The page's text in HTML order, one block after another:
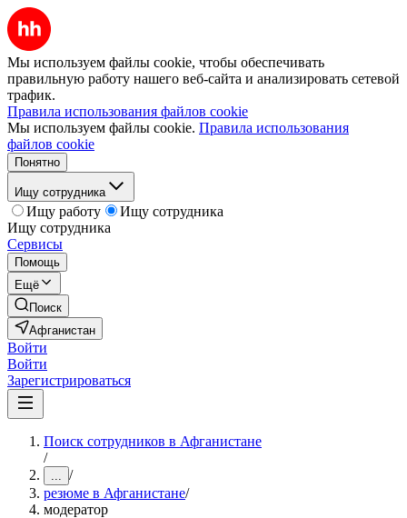
Мы используем файлы cookie, чтобы обеспечивать
правильную работу нашего веб-сайта и анализировать сетевой
трафик.
Правила использования файлов cookie
Мы используем файлы cookie. Правила использования
файлов cookie
Понятно
Ищу сотрудника
Ищу работу
Ищу сотрудника
Ищу сотрудника
Сервисы
Помощь
Ещё
Поиск
Афганистан
Войти
Войти
Зарегистрироваться
Поиск сотрудников в Афганистане
/
... /
резюме в Афганистане/
модератор